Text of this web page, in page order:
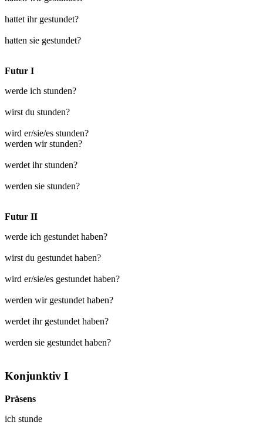
hattet ihr gestundet?
hatten sie gestundet?
Futur I
werde ich stunden?
wirst du stunden?
wird er/sie/es stunden?
werden wir stunden?
werdet ihr stunden?
werden sie stunden?
Futur II
werde ich gestundet haben?
wirst du gestundet haben?
wird er/sie/es gestundet haben?
werden wir gestundet haben?
werdet ihr gestundet haben?
werden sie gestundet haben?
Konjunktiv I
Präsens
ich stunde